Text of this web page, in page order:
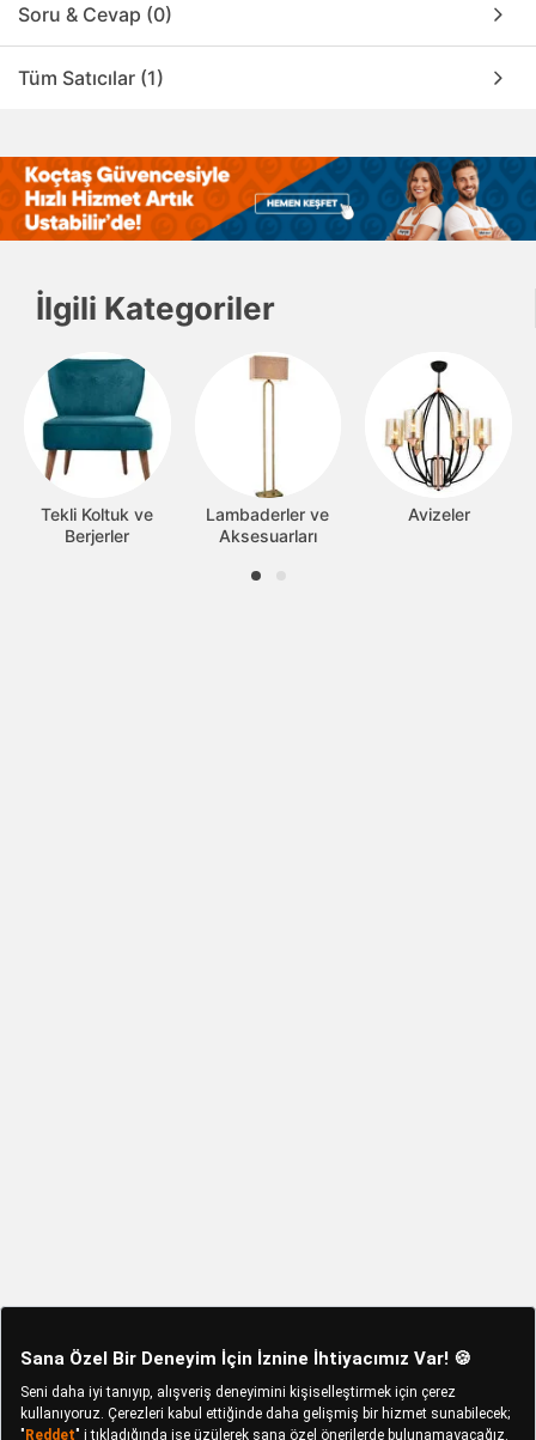
Soru & Cevap (0)
Tüm Satıcılar (1)
İlgili Kategoriler
Tekli Koltuk ve
Berjerler
Lambaderler ve
Aksesuarları
Avizeler